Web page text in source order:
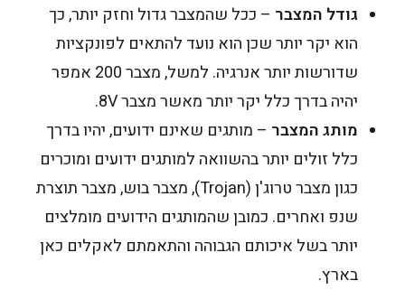
גודל המצבר – ככל שהמצבר גדול וחזק יותר, כך
הוא יקר יותר שכן הוא נועד להתאים לפונקציות
שדורשות יותר אנרגיה. למשל, מצבר 200 אמפר
יהיה בדרך כלל יקר יותר מאשר מצבר 8V.
מותג המצבר – מותגים שאינם ידועים, יהיו בדרך
כלל זולים יותר בהשוואה למותגים ידועים ומוכרים
כגון מצבר טרוג'ן (Trojan), מצבר בוש, מצבר תוצרת
שנפ ואחרים. כמובן שהמותגים הידועים מומלצים
יותר בשל איכותם הגבוהה והתאמתם לאקלים כאן
בארץ.